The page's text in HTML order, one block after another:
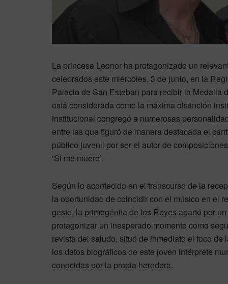
La princesa Leonor ha protagonizado un
celebrados este miércoles, 3 de junio, en la
Palacio de San Esteban para recibir la Medalla
está considerada como la máxima distinción
institucional congregó a numerosas
entre las que figuró de manera destacada el
público juvenil por ser el autor de
‘Si me muero’.
Según lo acontecido en el transcurso de la
la oportunidad de coincidir con el músico en el
gesto, la primogénita de los Reyes apartó por
protagonizar un inesperado momento como
revista del saludo, situó de inmediato el foco
los datos biográficos de este joven intérprete
conocidas por la propia heredera.